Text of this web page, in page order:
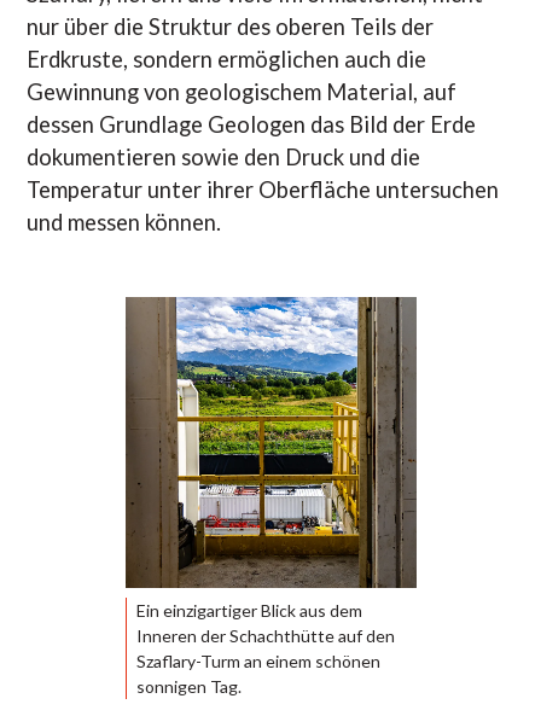
nur über die Struktur des oberen Teils der
Erdkruste, sondern ermöglichen auch die
Gewinnung von geologischem Material, auf
dessen Grundlage Geologen das Bild der Erde
dokumentieren sowie den Druck und die
Temperatur unter ihrer Oberfläche untersuchen
und messen können.
Ein einzigartiger Blick aus dem
Inneren der Schachthütte auf den
Szaflary-Turm an einem schönen
sonnigen Tag.